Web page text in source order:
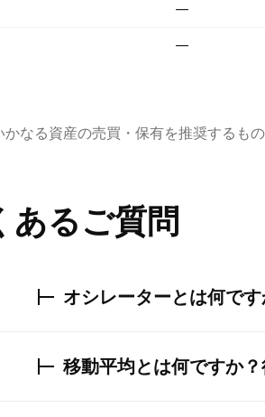
—
—
なる資産の売買・保有を推奨するもの
あるご質問
オシレーターとは何で
移動平均とは何ですか